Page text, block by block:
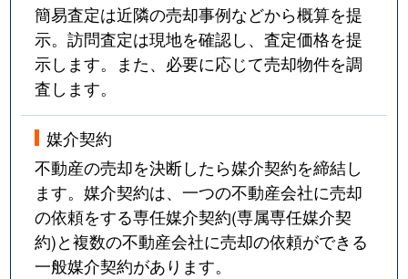
簡易査定は近隣の売却事例などから概算を提
示。訪問査定は現地を確認し、査定価格を提
示します。また、必要に応じて売却物件を調
査します。
媒介契約
不動産の売却を決断したら媒介契約を締結し
ます。媒介契約は、一つの不動産会社に売却
の依頼をする専任媒介契約(専属専任媒介契
約)と複数の不動産会社に売却の依頼ができる
一般媒介契約があります。